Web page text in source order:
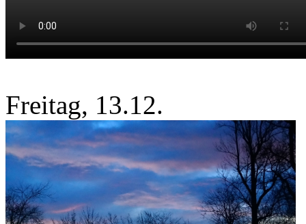
Freitag, 13.12.